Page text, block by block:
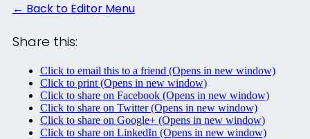
← Back to Editor Menu
Share this:
Click to email this to a friend (Opens in new window)
Click to print (Opens in new window)
Click to share on Facebook (Opens in new window)
Click to share on Twitter (Opens in new window)
Click to share on Google+ (Opens in new window)
Click to share on LinkedIn (Opens in new window)